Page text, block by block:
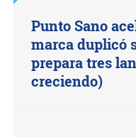
Punto Sano
marca duplicó
prepara tres
creciendo)